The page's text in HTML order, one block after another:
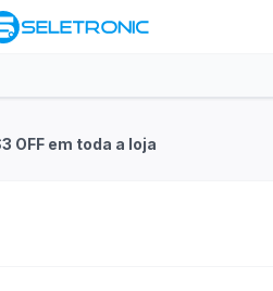
OFF em toda a loja